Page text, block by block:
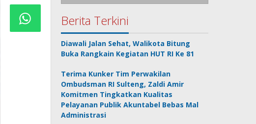
Berita Terkini
Diawali Jalan Sehat, Walikota Bitung
Buka Rangkain Kegiatan HUT RI Ke 81
Terima Kunker Tim Perwakilan
Ombudsman RI Sulteng, Zaldi Amir
Komitmen Tingkatkan Kualitas
Pelayanan Publik Akuntabel Bebas Mal
Administrasi